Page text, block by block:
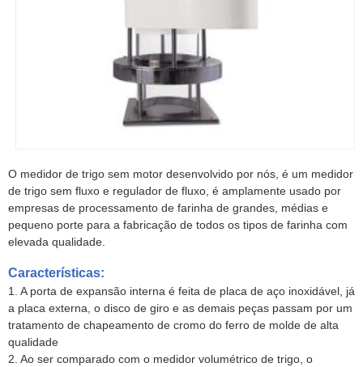
O medidor de trigo sem motor desenvolvido por nós, é um medidor
de trigo sem fluxo e regulador de fluxo, é amplamente usado por
empresas de processamento de farinha de grandes, médias e
pequeno porte para a fabricação de todos os tipos de farinha com
elevada qualidade.
Características:
1. A porta de expansão interna é feita de placa de aço inoxidável, já
a placa externa, o disco de giro e as demais peças passam por um
tratamento de chapeamento de cromo do ferro de molde de alta
qualidade
2. Ao ser comparado com o medidor volumétrico de trigo, o